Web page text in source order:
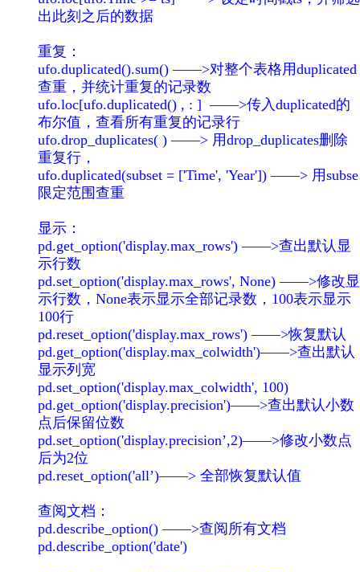
出此刻之后的数据
重复：
ufo.duplicated().sum() ——>对整个表格用duplicated
查重，并统计重复的记录数
ufo.loc[ufo.duplicated() , : ] ——>传入duplicated的
布尔值，查看所有重复的记录行
ufo.drop_duplicates( ) ——> 用drop_duplicates删除
重复行，
ufo.duplicated(subset = ['Time', 'Year']) ——> 用subse
限定范围查重
显示：
pd.get_option('display.max_rows') ——>查出默认显
示行数
pd.set_option('display.max_rows', None) ——>修改显
示行数，None表示显示全部记录数，100表示显示
100行
pd.reset_option('display.max_rows') ——>恢复默认
pd.get_option('display.max_colwidth')——>查出默认
显示列宽
pd.set_option('display.max_colwidth', 100)
pd.get_option('display.precision')——>查出默认小数
点后保留位数
pd.set_option('display.precision’,2)——>修改小数点
后为2位
pd.reset_option('all’)——> 全部恢复默认值
查阅文档：
pd.describe_option() ——>查阅所有文档
pd.describe_option('date')